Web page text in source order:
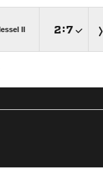
II :